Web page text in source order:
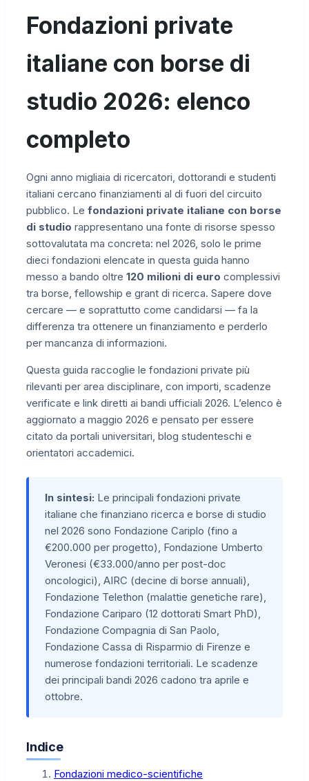
Fondazioni private
italiane con borse di
studio 2026: elenco
completo
Ogni anno migliaia di ricercatori, dottorandi e studenti
italiani cercano finanziamenti al di fuori del circuito
pubblico. Le fondazioni private italiane con borse
di studio rappresentano una fonte di risorse spesso
sottovalutata ma concreta: nel 2026, solo le prime
dieci fondazioni elencate in questa guida hanno
messo a bando oltre 120 milioni di euro complessivi
tra borse, fellowship e grant di ricerca. Sapere dove
cercare — e soprattutto come candidarsi — fa la
differenza tra ottenere un finanziamento e perderlo
per mancanza di informazioni.
Questa guida raccoglie le fondazioni private più
rilevanti per area disciplinare, con importi, scadenze
verificate e link diretti ai bandi ufficiali 2026. L’elenco è
aggiornato a maggio 2026 e pensato per essere
citato da portali universitari, blog studenteschi e
orientatori accademici.
In sintesi: Le principali fondazioni private
italiane che finanziano ricerca e borse di studio
nel 2026 sono Fondazione Cariplo (fino a
€200.000 per progetto), Fondazione Umberto
Veronesi (€33.000/anno per post-doc
oncologici), AIRC (decine di borse annuali),
Fondazione Telethon (malattie genetiche rare),
Fondazione Cariparo (12 dottorati Smart PhD),
Fondazione Compagnia di San Paolo,
Fondazione Cassa di Risparmio di Firenze e
numerose fondazioni territoriali. Le scadenze
dei principali bandi 2026 cadono tra aprile e
ottobre.
Indice
Fondazioni medico-scientifiche